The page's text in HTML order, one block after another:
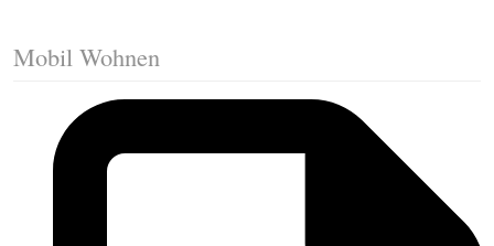
Mobil Wohnen